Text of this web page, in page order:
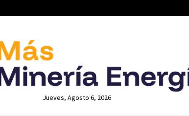
Jueves, Agosto 6, 2026